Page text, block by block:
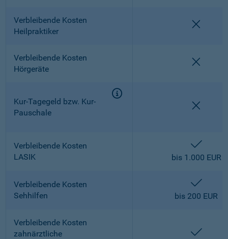
Verbleibende Kosten
Heilpraktiker
Verbleibende Kosten
Hörgeräte
Kur-Tagegeld bzw. Kur-
Pauschale
Verbleibende Kosten
LASIK
bis 1.000 EUR
Verbleibende Kosten
Sehhilfen
bis 200 EUR
Verbleibende Kosten
zahnärztliche